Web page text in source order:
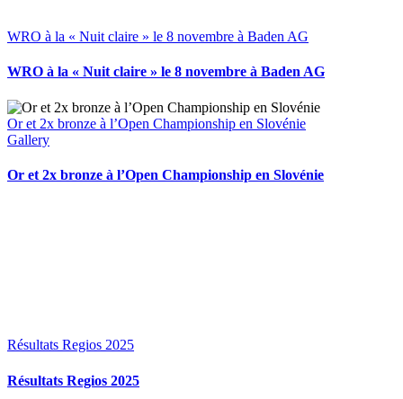
WRO à la « Nuit claire » le 8 novembre à Baden AG
WRO à la « Nuit claire » le 8 novembre à Baden AG
Or et 2x bronze à l’Open Championship en Slovénie
Gallery
Or et 2x bronze à l’Open Championship en Slovénie
Résultats Regios 2025
Résultats Regios 2025